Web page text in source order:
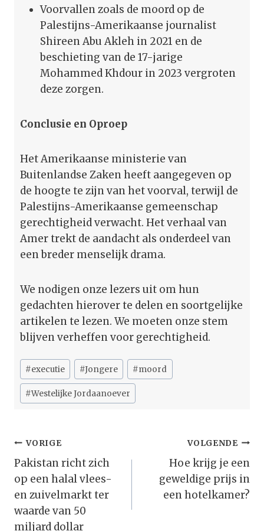
Voorvallen zoals de moord op de
Palestijns-Amerikaanse journalist
Shireen Abu Akleh in 2021 en de
beschieting van de 17-jarige
Mohammed Khdour in 2023 vergroten
deze zorgen.
Conclusie en Oproep
Het Amerikaanse ministerie van
Buitenlandse Zaken heeft aangegeven op
de hoogte te zijn van het voorval, terwijl de
Palestijns-Amerikaanse gemeenschap
gerechtigheid verwacht. Het verhaal van
Amer trekt de aandacht als onderdeel van
een breder menselijk drama.
We nodigen onze lezers uit om hun
gedachten hierover te delen en soortgelijke
artikelen te lezen. We moeten onze stem
blijven verheffen voor gerechtigheid.
Bericht
tags:
#executie #Jongere #moord
#Westelijke Jordaanoever
Bericht
Navigatie
VORIGE
Pakistan richt zich
op een halal vlees-
en zuivelmarkt ter
waarde van 50
miljard dollar
VOLGENDE
Hoe krijg je een
geweldige prijs in
een hotelkamer?